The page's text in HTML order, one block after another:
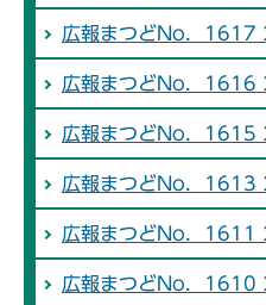
広報まつどNo．
広報まつどNo．1616
広報まつどNo．
広報まつどNo．1613
広報まつどNo．
広報まつどNo．1610